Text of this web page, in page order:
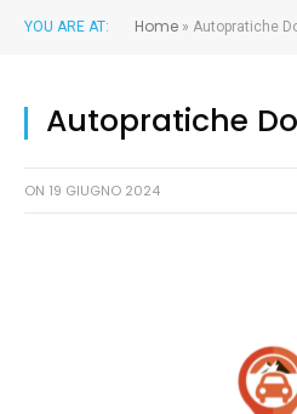
YOU ARE AT: Home » Autopratiche
Autopratiche
ON 19 GIUGNO 2024